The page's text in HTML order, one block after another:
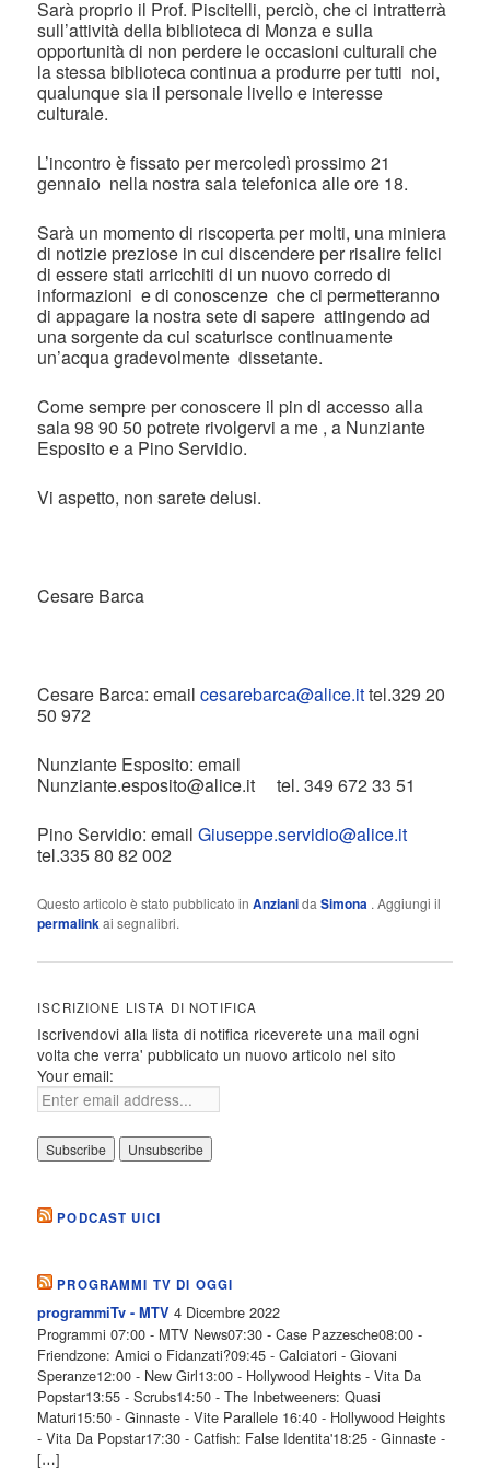
Sarà proprio il Prof. Piscitelli, perciò, che ci intratterrà
sull’attività della biblioteca di Monza e sulla
opportunità di non perdere le occasioni culturali che
la stessa biblioteca continua a produrre per tutti noi,
qualunque sia il personale livello e interesse
culturale.
L’incontro è fissato per mercoledì prossimo 21
gennaio nella nostra sala telefonica alle ore 18.
Sarà un momento di riscoperta per molti, una miniera
di notizie preziose in cui discendere per risalire felici
di essere stati arricchiti di un nuovo corredo di
informazioni e di conoscenze che ci permetteranno
di appagare la nostra sete di sapere attingendo ad
una sorgente da cui scaturisce continuamente
un’acqua gradevolmente dissetante.
Come sempre per conoscere il pin di accesso alla
sala 98 90 50 potrete rivolgervi a me , a Nunziante
Esposito e a Pino Servidio.
Vi aspetto, non sarete delusi.
Cesare Barca
Cesare Barca: emailcesarebarca@alice.ittel.329 20
50 972
Nunziante Esposito: email
Nunziante.esposito@alice.it tel. 349 672 33 51
Pino Servidio: emailGiuseppe.servidio@alice.it
tel.335 80 82 002
Questo articolo è stato pubblicato inAnzianidaSimona . Aggiungi il
permalinkai segnalibri.
ISCRIZIONE LISTA DI NOTIFICA
Iscrivendovi alla lista di notifica riceverete una mail ogni
volta che verra' pubblicato un nuovo articolo nel sito
Your email:
PODCAST UICI
PROGRAMMI TV DI OGGI
programmiTv - MTV 4 Dicembre 2022
Programmi 07:00 - MTV News07:30 - Case Pazzesche08:00 -
Friendzone: Amici o Fidanzati?09:45 - Calciatori - Giovani
Speranze12:00 - New Girl13:00 - Hollywood Heights - Vita Da
Popstar13:55 - Scrubs14:50 - The Inbetweeners: Quasi
Maturi15:50 - Ginnaste - Vite Parallele 16:40 - Hollywood Heights
- Vita Da Popstar17:30 - Catfish: False Identita'18:25 - Ginnaste -
[…]